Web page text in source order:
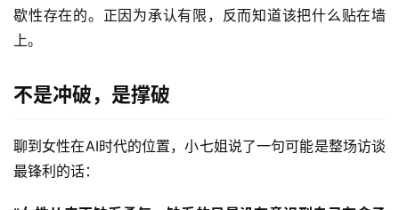
A
I
歇性存在的。正因为承认有限，反而知道该把什么贴在墙
上。
不是冲破，是撑破
聊到女性在AI时代的位置，小七姐说了一句可能是整场访谈
最锋利的话：